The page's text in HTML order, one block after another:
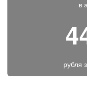
в
рубля